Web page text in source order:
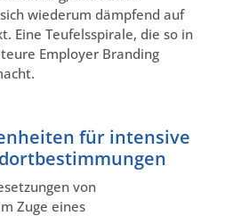
wiederum dämpfend auf
Eine Teufelsspirale, die so in
Employer Branding
für intensive
von
Zuge eines